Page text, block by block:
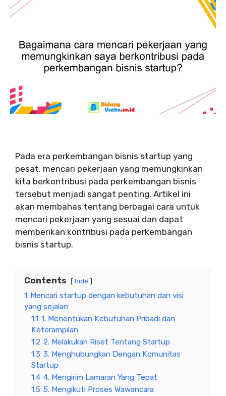
Pada era perkembangan bisnis startup yang
pesat, mencari pekerjaan yang memungkinkan
kita berkontribusi pada perkembangan bisnis
tersebut menjadi sangat penting. Artikel ini
akan membahas tentang berbagai cara untuk
mencari pekerjaan yang sesuai dan dapat
memberikan kontribusi pada perkembangan
bisnis startup.
Contents hide
1 Mencari startup dengan kebutuhan dan visi
yang sejalan
1.1 1. Menentukan Kebutuhan Pribadi dan
Keterampilan
1.2 2. Melakukan Riset Tentang Startup
1.3 3. Menghubungkan Dengan Komunitas
Startup
1.4 4. Mengirim Lamaran Yang Tepat
1.5 5. Mengikuti Proses Wawancara